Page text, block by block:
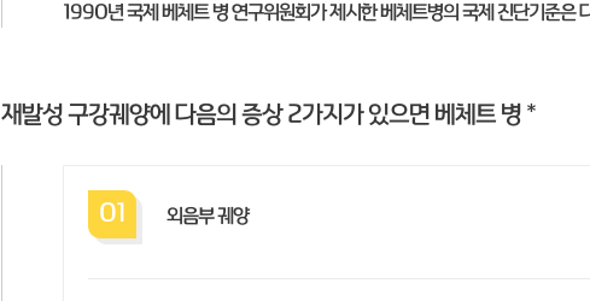
1990년 국제 베체트 병 연구위원회가 제시한 베체트병의 국제 진단기준은
재발성 구강궤양에 다음의 증상 2가지가 있으면 베체트 병 *
01 외음부 궤양